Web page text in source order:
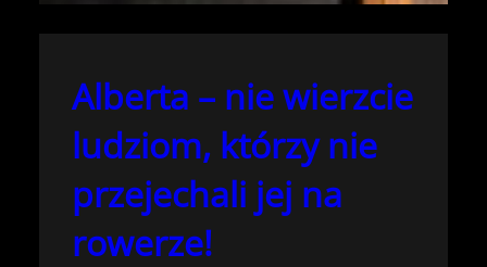
Alberta – nie wierzcie
ludziom, którzy nie
przejechali jej na
rowerze!